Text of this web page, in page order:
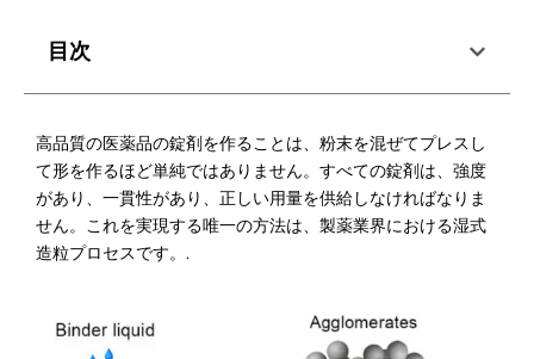
目次
高品質の医薬品の錠剤を作ることは、粉末を混ぜてプレスし
て形を作るほど単純ではありません。すべての錠剤は、強度
があり、一貫性があり、正しい用量を供給しなければなりま
せん。これを実現する唯一の方法は、製薬業界における湿式
造粒プロセスです。.